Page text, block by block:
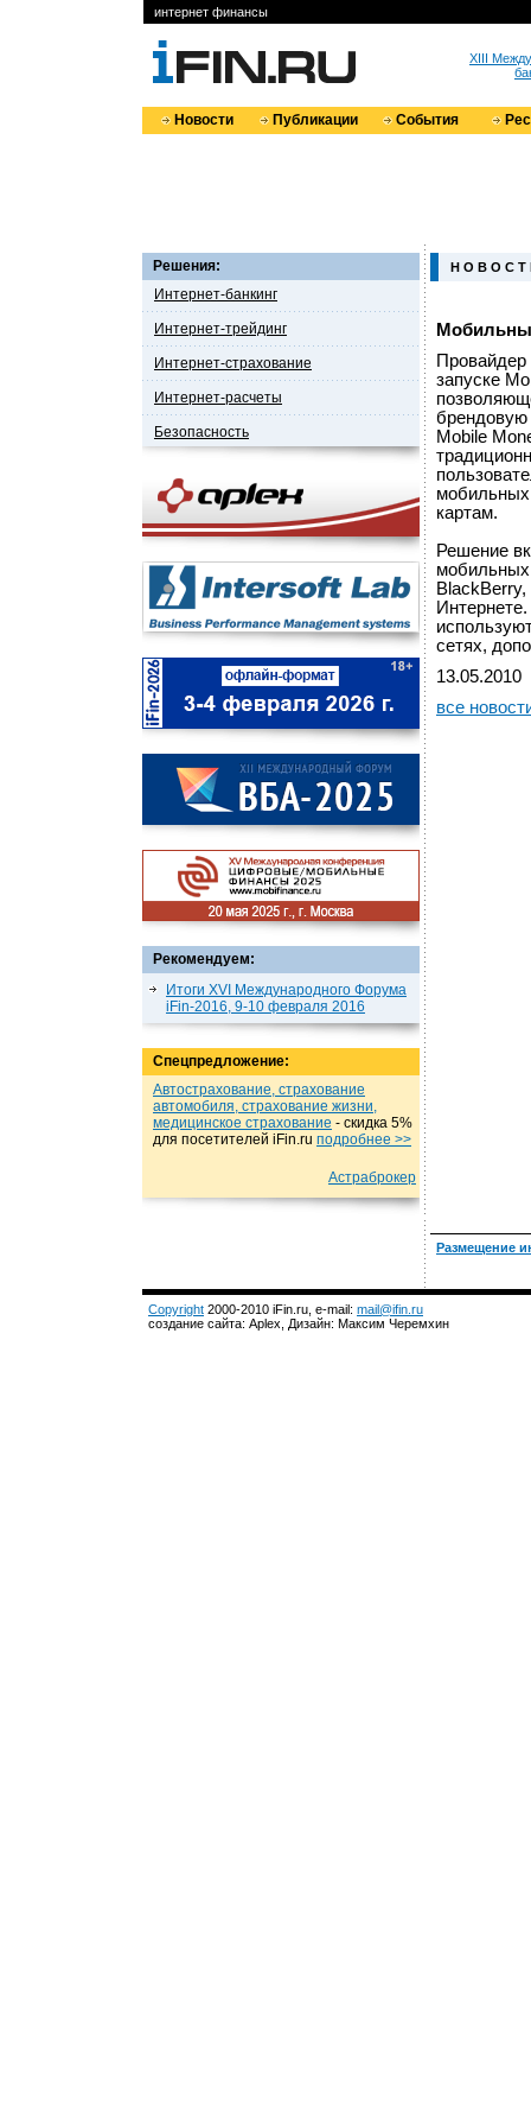
интернет финансы
XIII
Новости Публикации События
Решения:
Интернет-банкинг
Интернет-трейдинг
Интернет-страхование
Интернет-расчеты
Безопасность
Рекомендуем:
Итоги XVI Международного Форума
iFin-2016, 9-10 февраля 2016
Спецпредложение:
Автострахование, страхование
автомобиля, страхование жизни,
медицинское страхование - cкидка 5%
для посетителей iFin.ru подробнеe >>
Астраброкер
Н О В О С Т
запуске
брендовую
Mobile
картам.
Решение
сетях,
13.05.2010
все
Размещение
Copyright 2000-2010 iFin.ru, e-mail: mail@ifin.ru
создание сайта: Aplex, Дизайн: Максим Черемхин